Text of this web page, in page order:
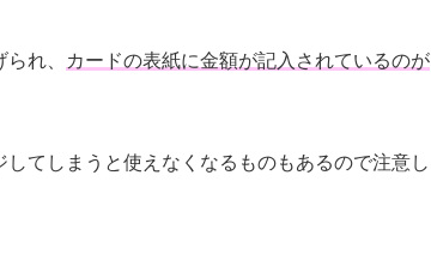
れ、
カードの表紙に金額が記入されているのが
てしまうと使えなくなるものもあるので注意し